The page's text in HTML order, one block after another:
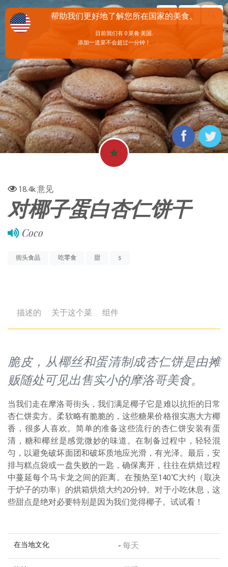
18.4k意见
对椰子蛋白杏仁饼干
Coco
街头食品 吃零食 甜 $
描述的 关于这个菜 组件
脆皮，从椰丝和蛋清制成杏仁饼是由摊
贩随处可见出售实小的摩洛哥美食。
当我们走在摩洛哥街头，我们满足椰子它是难以抗拒的日常
杏仁饼卖方。柔软略有脆脆的，这些糖果价格很实惠大方椰
香，很多人喜欢。简单的准备这些流行的杏仁饼安装有蛋
清，糖和椰丝是感觉微妙的味道。在制备过程中，轻轻混
匀，以避免破坏面团和破坏质地应光滑，有光泽。最后，安
排与糕点袋或一盘失败的一匙，确保离开，往往在烘焙过程
中蔓延每个马卡龙之间的距离。在预热至140℃大约（取决
于炉子的功率）的烘箱烘焙大约20分钟。对于小吃休息，这
些甜点是绝对必要特别是因为我们觉得椰子。试试看！
在当地文化 - 每天
帮助我们更好地了解您所在国家的美食。
目前我们有 0 菜肴 美国.
添加一道菜不会超过一分钟！